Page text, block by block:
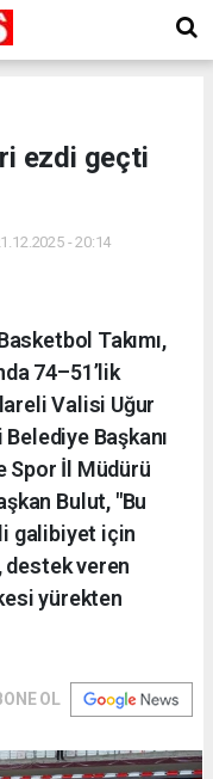
ezdi geçti
- 20:14
Takımı,
74–51’lik
Valisi Uğur
Başkanı
Spor İl Müdürü
Bulut, "Bu
galibiyet için
destek veren
yürekten
OL